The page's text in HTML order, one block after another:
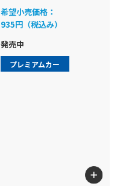
希望小売価格：
935円（税込み）
発売中
プレミアムカー